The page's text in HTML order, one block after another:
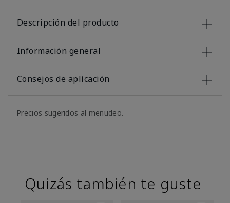
Descripción del producto
Información general
Consejos de aplicación
Precios sugeridos al menudeo.
Quizás también te guste